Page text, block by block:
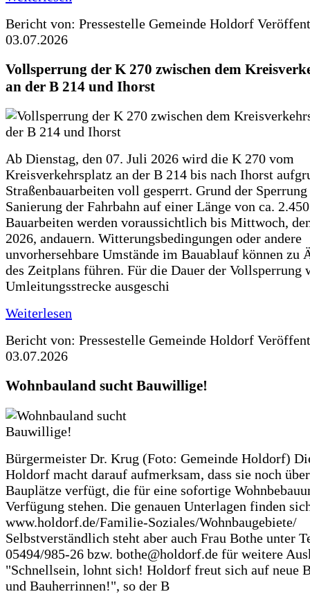
Bericht von: Pressestelle Gemeinde Holdorf
03.07.2026
Vollsperrung der K 270 zwischen dem
an der B 214 und Ihorst
Ab Dienstag, den 07. Juli 2026 wird die K 270 vom
Kreisverkehrsplatz an der B 214 bis nach Ihorst
Straßenbauarbeiten voll gesperrt. Grund der
Sanierung der Fahrbahn auf einer Länge von ca.
Bauarbeiten werden voraussichtlich bis Mittwoch,
2026, andauern. Witterungsbedingungen oder andere
unvorhersehbare Umstände im Bauablauf können zu
des Zeitplans führen. Für die Dauer der Vollsperrung
Umleitungsstrecke ausgeschi
Weiterlesen
Bericht von: Pressestelle Gemeinde Holdorf
03.07.2026
Wohnbauland sucht Bauwillige!
Bürgermeister Dr. Krug (Foto: Gemeinde Holdorf)
Holdorf macht darauf aufmerksam, dass sie noch
Bauplätze verfügt, die für eine sofortige
Verfügung stehen. Die genauen Unterlagen finden
www.holdorf.de/Familie-Soziales/Wohnbaugebiete/
Selbstverständlich steht aber auch Frau Bothe unter
05494/985-26 bzw. bothe@holdorf.de für weitere
"Schnellsein, lohnt sich! Holdorf freut sich auf neue
und Bauherrinnen!", so der B